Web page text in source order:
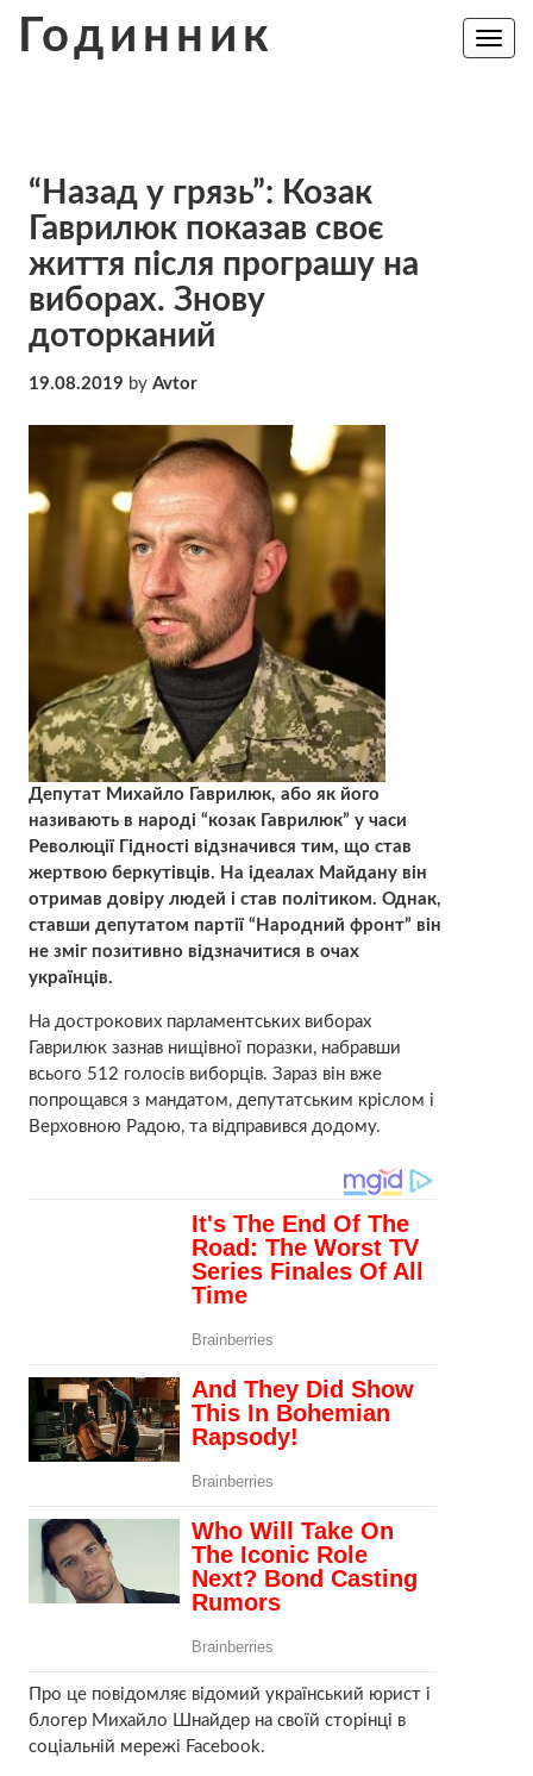
Годинник
Toggle
“Назад у грязь”: Козак
Гаврилюк показав своє
життя після програшу на
виборах. Знову
доторканий
19.08.2019 by Avtor
Депутат Михайло Гаврилюк, або як його
називають в народі “козак Гаврилюк” у часи
Революції Гідності відзначився тим, що став
жертвою беркутівців. На ідеалах Майдану він
отримав довіру людей і став політиком. Однак,
ставши депутатом партії “Народний фронт” він
не зміг позитивно відзначитися в очах
українців.
На дострокових парламентських виборах
Гаврилюк зазнав нищівної поразки, набравши
всього 512 голосів виборців. Зараз він вже
попрощався з мандатом, депутатським кріслом і
Верховною Радою, та відправився додому.
Про це повідомляє відомий український юрист і
блогер Михайло Шнайдер на своїй сторінці в
соціальній мережі Facebook.